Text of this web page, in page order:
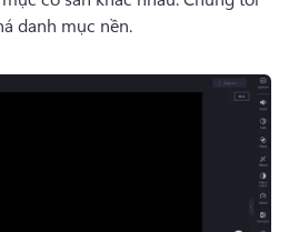
danh mục nền.